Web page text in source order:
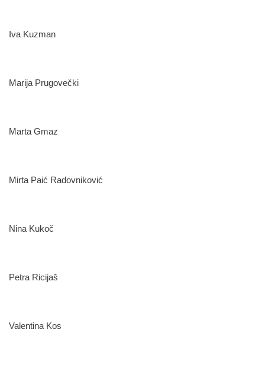
Iva Kuzman
Marija Prugovečki
Marta Gmaz
Mirta Paić Radovniković
Nina Kukoč
Petra Ricijaš
Valentina Kos